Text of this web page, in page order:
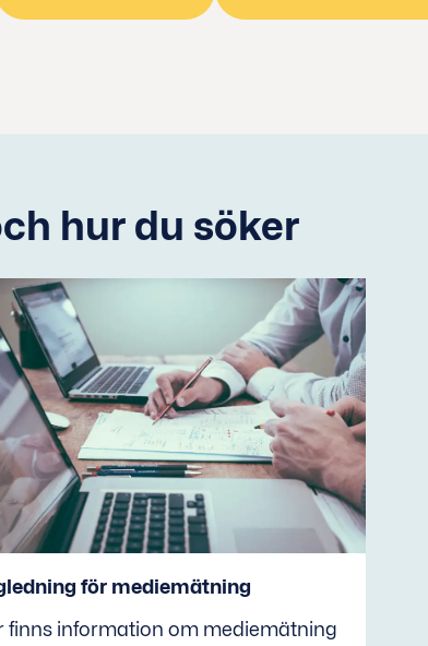
hur du söker
för mediemätning
finns information om mediemätning